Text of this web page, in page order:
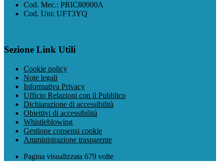
Cod. Mec.: PRIC80900A
Cod. Uni: UFT3YQ
Sezione Link Utili
Cookie policy
Note legali
Informativa Privacy
Ufficio Relazioni con il Pubblico
Dichiarazione di accessibilità
Obiettivi di accessibilità
Whistleblowing
Gestione consensi cookie
Amministrazione trasparente
Pagina visualizzata 679 volte